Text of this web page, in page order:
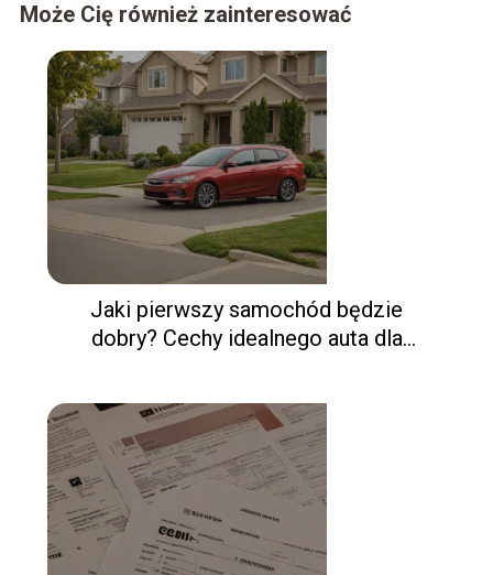
Może Cię również zainteresować
Jaki pierwszy samochód będzie
dobry? Cechy idealnego auta dla